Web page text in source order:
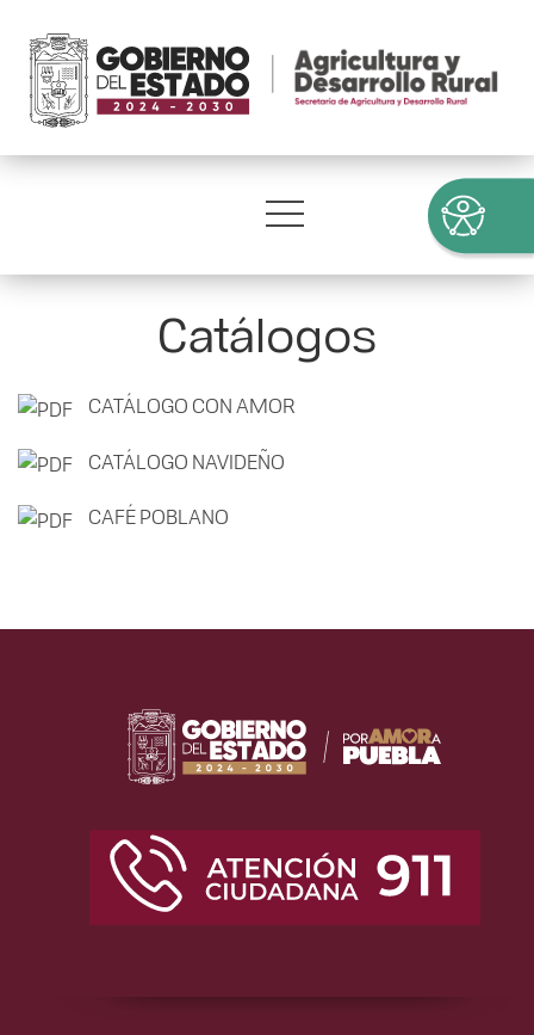
Catálogos
CATÁLOGO CON AMOR
CATÁLOGO NAVIDEÑO
CAFÉ POBLANO